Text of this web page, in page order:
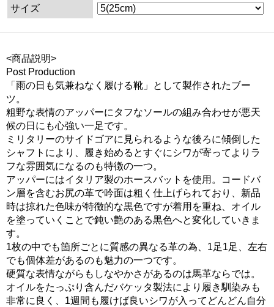
サイズ
<商品説明>
Post Production
「雨の日も気兼ねなく履ける靴」として製作されたブー
ツ。
粗野な表情のアッパーにタフなソールの組み合わせが悪天
候の日にも心強い一足です。
ミリタリーのサイドゴアに見られるような後ろに傾倒した
シャフトにより、履き始めるとすぐにシワが寄ってよりラ
フな雰囲気になるのも特徴の一つ。
アッパーにはイタリア製のホースバットを使用。コードバ
ン層を含むお尻の革で吟面は粗く仕上げられており、新品
時は掠れた色味が特徴的な黒色ですが着用を重ね、オイル
を塗っていくことで鈍い艶のある黒色へと変化していきま
す。
1枚の中でも箇所ごとに質感の異なる革の為、1足1足、左右
でも個体差があるのも魅力の一つです。
硬質な表情ながらもしなやかさがあるのは馬革ならでは。
オイルをたっぷり含んだバケッタ製法により履き馴染みも
非常に良く、1週間も履けば良いシワが入ってどんどん自分